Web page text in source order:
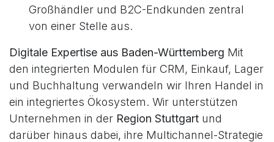
Großhändler und B2C-Endkunden zentral
von einer Stelle aus.
Digitale Expertise aus Baden-Württemberg Mit
den integrierten Modulen für CRM, Einkauf, Lager
und Buchhaltung verwandeln wir Ihren Handel in
ein integriertes Ökosystem. Wir unterstützen
Unternehmen in der Region Stuttgart und
darüber hinaus dabei, ihre Multichannel-Strategie